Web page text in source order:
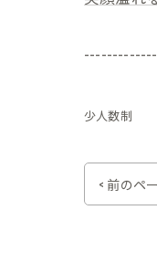
少人数制
< 前のペ